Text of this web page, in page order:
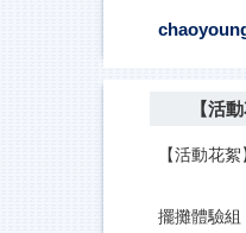
【活
【活動花
擺攤體驗組